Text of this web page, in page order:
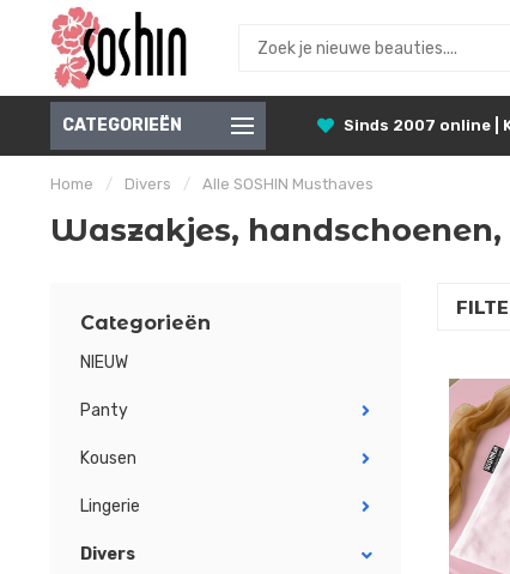
CATEGORIEËN Sinds 2007 online |
Home / Divers / Alle SOSHIN Musthaves
Waszakjes,
Categorieën
NIEUW
Panty
Kousen
Lingerie
Divers